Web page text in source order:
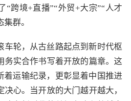
“跨境+直播”“外贸+大宗”“人才
群。
车轮，从古丝路起点到新时代枢
务实合作书写着开放的篇章。这
着运输纪录，更彰显着中国推进
心。当开放的大门越开越大，